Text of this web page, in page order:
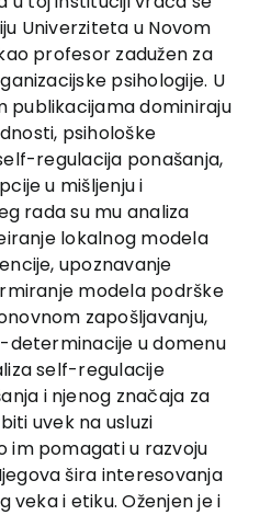
Univerziteta u Novom
profesor zadužen za
psihologije. U
publikacijama dominiraju
psihološke
regulacija ponašanja,
u mišljenju i
rada su mu analiza
lokalnog modela
upoznavanje
modela podrške
zapošljavanju,
u domenu
self-regulacije
i njenog značaja za
uvek na usluzi
im pomagati u razvoju
šira interesovanja
veka i etiku. Oženjen je i